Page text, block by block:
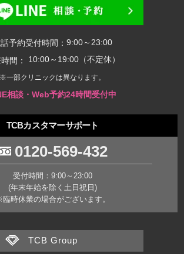
予約受付時間： 9:00～23:00
間：
10:00～19:00（不定休）
※一部クリニックは異なります。
相談・Web予約24時間受付中
TCBカスタマーサポート
0120-569-432
受付時間：9:00～23:00
(年末年始を除く土日祝日)
時休業の場合がございます。
TCB Group